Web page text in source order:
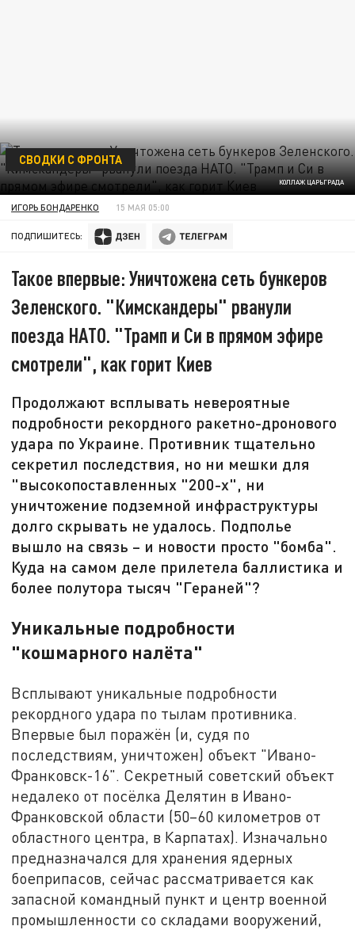
КОЛЛАЖ ЦАРЬГРАДА
СВОДКИ С ФРОНТА
ИГОРЬ БОНДАРЕНКО 15 МАЯ 05:00
ПОДПИШИТЕСЬ:
Такое впервые: Уничтожена сеть бункеров
Зеленского. "Кимскандеры" рванули
поезда НАТО. "Трамп и Си в прямом эфире
смотрели", как горит Киев
Продолжают всплывать невероятные
подробности рекордного ракетно-дронового
удара по Украине. Противник тщательно
секретил последствия, но ни мешки для
"высокопоставленных "200-х", ни
уничтожение подземной инфраструктуры
долго скрывать не удалось. Подполье
вышло на связь – и новости просто "бомба".
Куда на самом деле прилетела баллистика и
более полутора тысяч "Гераней"?
Уникальные подробности
"кошмарного налёта"
Всплывают уникальные подробности
рекордного удара по тылам противника.
Впервые был поражён (и, судя по
последствиям, уничтожен) объект "Ивано-
Франковск-16". Секретный советский объект
недалеко от посёлка Делятин в Ивано-
Франковской области (50–60 километров от
областного центра, в Карпатах). Изначально
предназначался для хранения ядерных
боеприпасов, сейчас рассматривается как
запасной командный пункт и центр военной
промышленности со складами вооружений,